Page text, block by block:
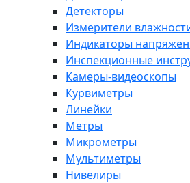
Детекторы
Измерители
Индикаторы
Инспекционные
Камеры-видеоскопы
Курвиметры
Линейки
Метры
Микрометры
Мультиметры
Нивелиры